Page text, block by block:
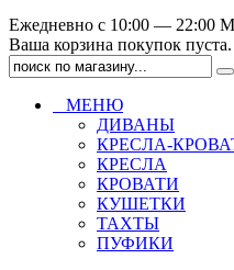
Ежедневно с 10:00 — 22:00
Ваша корзина покупок пуста.
МЕНЮ
ДИВАНЫ
КРЕСЛА-
КРЕСЛА
КРОВАТИ
КУШЕТКИ
ТАХТЫ
ПУФИКИ